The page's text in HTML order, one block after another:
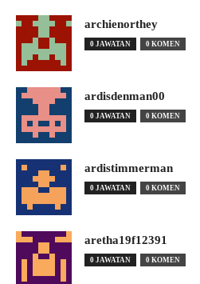
archienorthey
0 JAWATAN 0 KOMEN
ardisdenman00
0 JAWATAN 0 KOMEN
ardistimmerman
0 JAWATAN 0 KOMEN
aretha19f12391
0 JAWATAN 0 KOMEN